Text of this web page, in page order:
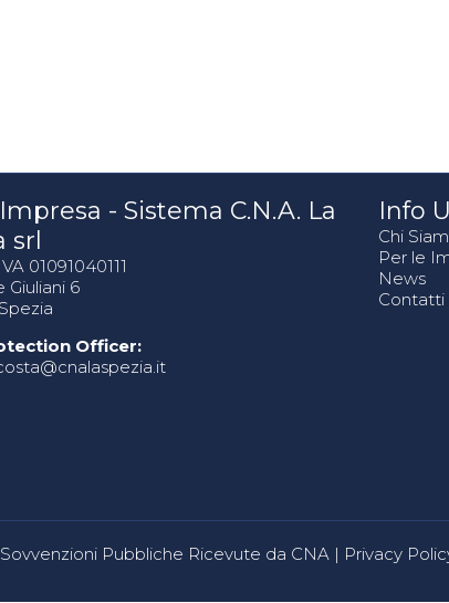
Impresa - Sistema C.N.A. La
srl
01091040111
Giuliani 6
Officer:
Info
Chi
Per le
News
Contatti
Sovvenzioni Pubbliche Ricevute da CNA | Privacy